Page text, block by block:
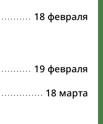
18 февраля
19 февраля
18 марта